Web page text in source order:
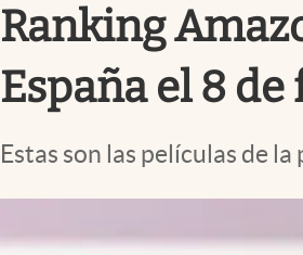
Ranking
España el 8
Estas son las películas de